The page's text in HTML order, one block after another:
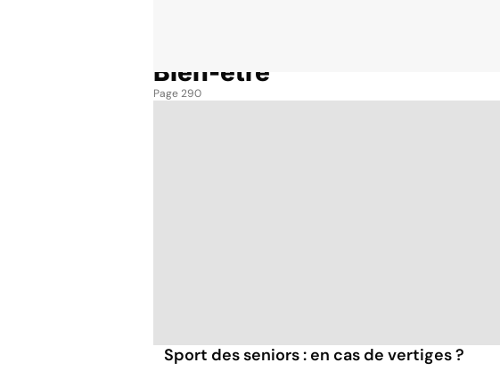
Bien-être
Page 290
Sport des seniors : en cas de vertiges ?